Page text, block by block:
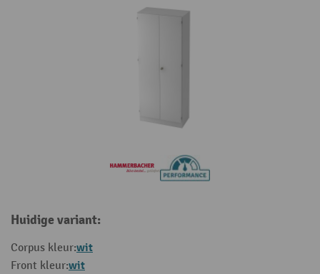
Huidige variant:
Corpus kleur:wit
Front kleur:wit